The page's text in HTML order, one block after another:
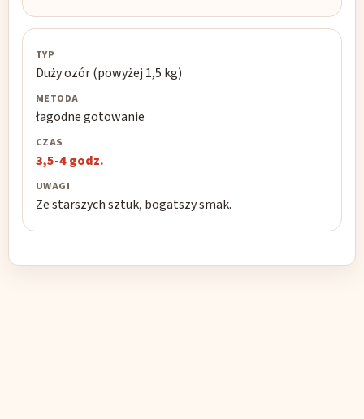
Duży ozór (powyżej 1,5 kg)
łagodne gotowanie
3,5-4 godz.
Ze starszych sztuk, bogatszy smak.